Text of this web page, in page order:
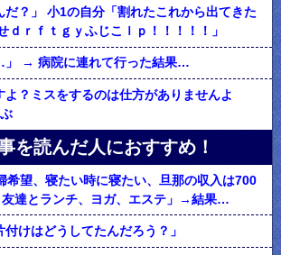
だ？」 小1の自分「割れたこれから出てきた
ｄｒｆｔｇｙふじこｌｐ！！！！！」
」 → 病院に連れて行った結果…
よ？ミスをするのは仕方がありませんよ
を読んだ人におすすめ！
希望、寝たい時に寝たい、旦那の収入は700
友達とランチ、ヨガ、エステ」→結果…
けはどうしてたんだろう？」